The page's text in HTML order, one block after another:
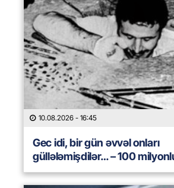
10.08.2026 - 16:45
Gec idi, bir gün əvvəl onları
güllələmişdilər… – 100